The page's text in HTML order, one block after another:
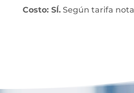
Costo: SÍ.Según tarifa